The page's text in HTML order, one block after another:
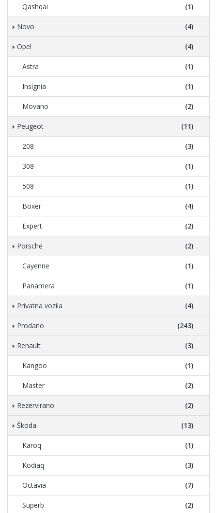
Qashqai (1)
Novo (4)
Opel (4)
Astra (1)
Insignia (1)
Movano (2)
Peugeot (11)
208 (3)
308 (1)
508 (1)
Boxer (4)
Expert (2)
Porsche (2)
Cayenne (1)
Panamera (1)
Privatna vozila (4)
Prodano (243)
Renault (3)
Kangoo (1)
Master (2)
Rezervirano (2)
Škoda (13)
Karoq (1)
Kodiaq (3)
Octavia (7)
Superb (2)